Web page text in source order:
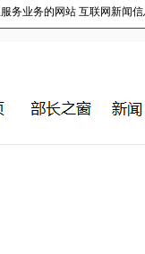
务业务的网站 互联网新闻信